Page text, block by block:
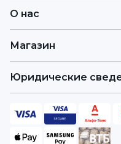
О нас
Магазин
Юридические